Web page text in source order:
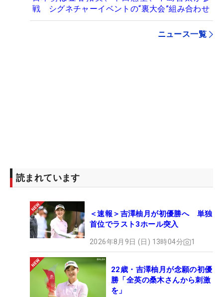
戦 シグネチャーイベントの“裏大会”組み合わせ
ニュース一覧
読まれています
＜速報＞吉澤柚月が初優勝へ 単独
首位でラスト3ホール突入
2026年8月9日 (日) 13時04分 1
22歳・吉澤柚月が念願の初優
勝「全英の桑木さんから刺激
を」